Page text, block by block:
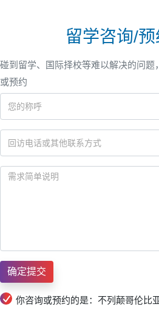
留学咨询/
碰到留学、国际择校等难以解决的问题
或预约
你咨询或预约的是：不列颠哥伦比